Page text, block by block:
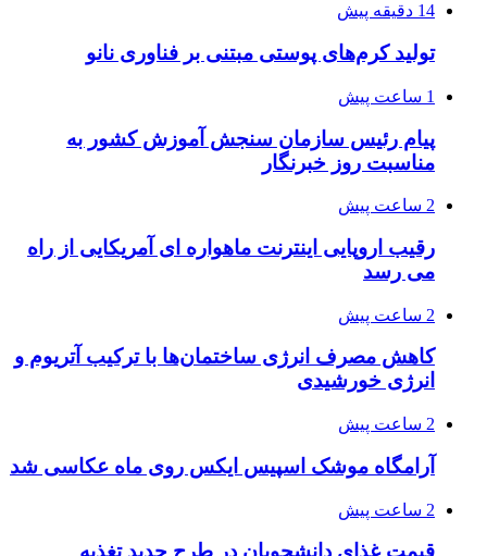
14 دقیقه پیش
تولید کرم‌های پوستی مبتنی بر فناوری نانو
1 ساعت پیش
پیام رئیس سازمان سنجش آموزش کشور به
مناسبت روز خبرنگار
2 ساعت پیش
رقیب اروپایی اینترنت ماهواره ای آمریکایی از راه
می رسد
2 ساعت پیش
کاهش مصرف انرژی ساختمان‌ها با ترکیب آتریوم و
انرژی خورشیدی
2 ساعت پیش
آرامگاه موشک اسپیس ایکس روی ماه عکاسی شد
2 ساعت پیش